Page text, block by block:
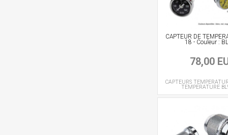
CAPTEUR DE
18 - Couleur :
78,00
CAPTEURS
TEMPERATURE